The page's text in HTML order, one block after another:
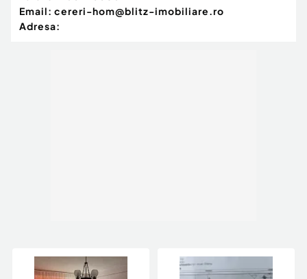
Email: cereri-hom@blitz-imobiliare.ro
Adresa: